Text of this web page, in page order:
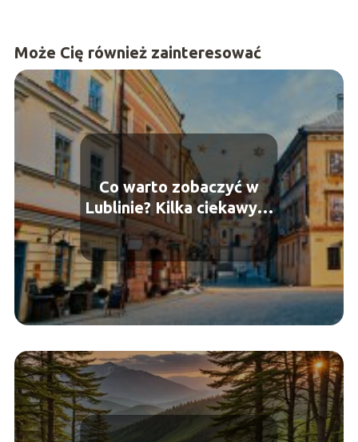
Może Cię również zainteresować
Co warto zobaczyć w
Lublinie? Kilka ciekawych
atrakcji